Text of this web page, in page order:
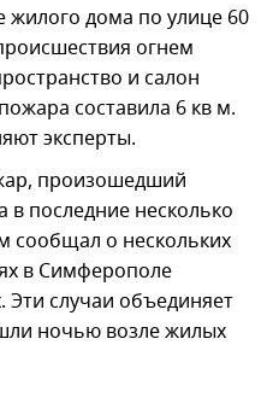
дома по улице 60
огнем
и салон
составила 6 кв м.
эксперты.
произошедший
в последние несколько
сообщал о нескольких
в Симферополе
Эти случаи объединяет
ночью возле жилых